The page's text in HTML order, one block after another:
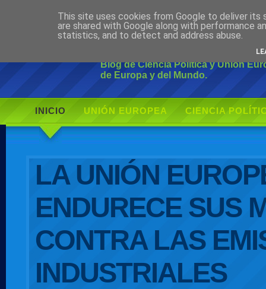
Ciudadano
Blog de Ciencia Política y Unión
de Europa y del Mundo.
INICIO UNIÓN EUROPEA CIENCIA
LA UNIÓN
ENDURECE SUS
CONTRA LAS
INDUSTRIALES
This site uses cookies from Google to deliver its
are shared with Google along with performance
statistics, and to detect and address abuse.